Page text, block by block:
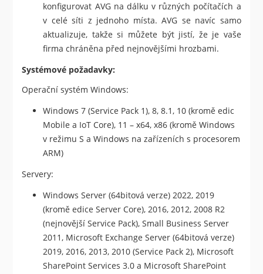
konfigurovat AVG na dálku v různých počítačích a
v celé síti z jednoho místa. AVG se navíc samo
aktualizuje, takže si můžete být jistí, že je vaše
firma chráněna před nejnovějšími hrozbami.
Systémové požadavky:
Operační systém Windows:
Windows 7 (Service Pack 1), 8, 8.1, 10 (kromě edic
Mobile a IoT Core), 11 – x64, x86 (kromě Windows
v režimu S a Windows na zařízeních s procesorem
ARM)
Servery:
Windows Server (64bitová verze) 2022, 2019
(kromě edice Server Core), 2016, 2012, 2008 R2
(nejnovější Service Pack), Small Business Server
2011, Microsoft Exchange Server (64bitová verze)
2019, 2016, 2013, 2010 (Service Pack 2), Microsoft
SharePoint Services 3.0 a Microsoft SharePoint